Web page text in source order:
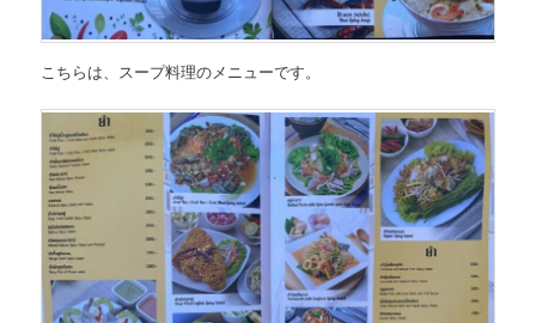
こちらは、 スープ料理のメニューです。